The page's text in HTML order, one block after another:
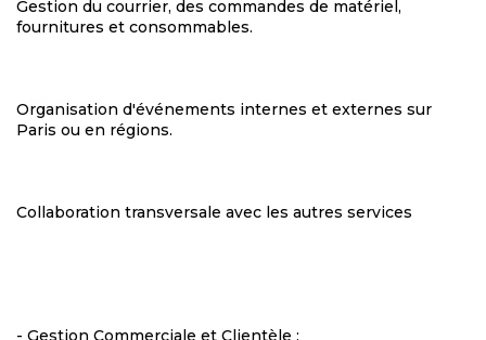
Gestion du courrier, des commandes de matériel,
fournitures et consommables.
Organisation d'événements internes et externes sur
Paris ou en régions.
Collaboration transversale avec les autres services
- Gestion Commerciale et Clientèle :